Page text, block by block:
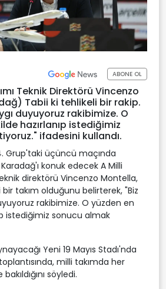
ABONE OL
Teknik Direktörü Vincenzo
Tabii ki tehlikeli bir rakip.
duyuyoruz rakibimize. O
hazırlanıp istediğimiz
ifadesini kullandı.
Grup'taki üçüncü maçında
konuk edecek A Milli
direktörü Vincenzo Montella,
takım olduğunu belirterek, "Biz
rakibimize. O yüzden en
istediğimiz sonucu almak
Yeni 19 Mayıs Stadı'nda
milli takımda her
söyledi.